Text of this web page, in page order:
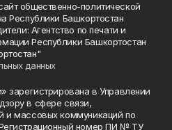
общественно-политической
Республики Башкортостан
Агентство по печати и
Республики Башкортостан
данных
зарегистрирована в Управлении
в сфере связи,
и массовых коммуникаций по
номер ПИ № ТУ